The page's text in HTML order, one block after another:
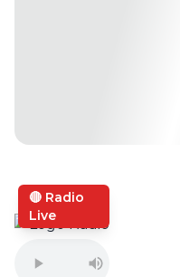
🔴 Radio
Live